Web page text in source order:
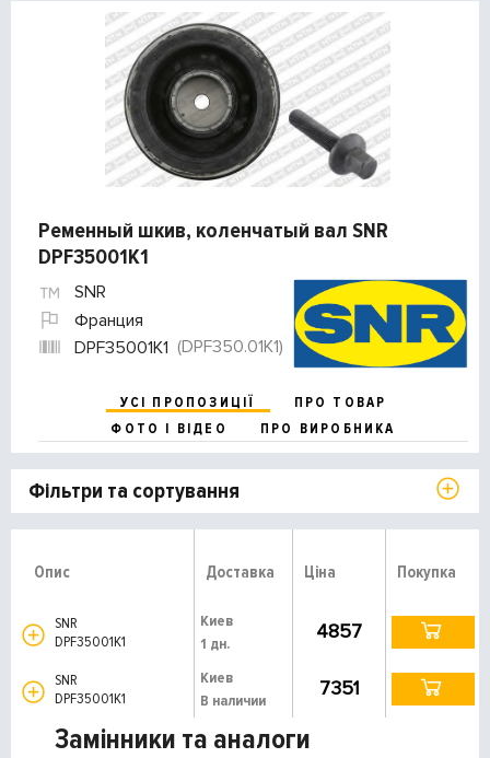
Ременный шкив, коленчатый вал SNR
DPF35001K1
SNR
Франция
DPF35001K1 (DPF350.01K1)
УСІ ПРОПОЗИЦІЇ
ПРО ТОВАР
ФОТО І ВІДЕО
ПРО ВИРОБНИКА
Фільтри та сортування
Опис Доставка Ціна Покупка
SNR
DPF35001K1
Киев
1 дн.
4857
SNR
DPF35001K1
Киев
В наличии
7351
Замінники та аналоги